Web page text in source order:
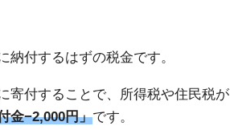
付するはずの税金です。
寄付することで、所得税や住民税が
金−2,000円」です。